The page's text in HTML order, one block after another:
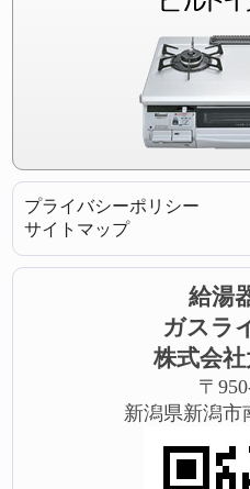
プライバシーポリシー
サイトマップ
給湯
ガスラ
株式会
〒
新潟県新潟市